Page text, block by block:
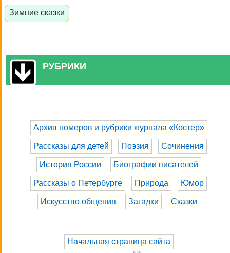
Зимние сказки
РУБРИКИ
Архив номеров и рубрики журнала «Костер»
Рассказы для детей Поэзия Сочинения
История России Биографии писателей
Рассказы о Петербурге Природа Юмор
Искусство общения Загадки Сказки
Начальная страница сайта